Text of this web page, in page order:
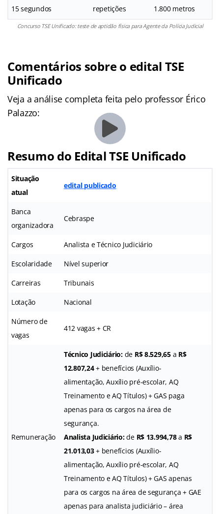
15 segundos
repetições
1.800 metros
Concurso TSE Unificado: teste de aptidão física para Agente da Polícia Judicial
Comentários sobre o edital TSE
Unificado
Veja a análise completa feita pelo professor Érico
Palazzo:
Resumo do Edital TSE Unificado
Situação
atual
edital publicado
Banca
organizadora
Cebraspe
Cargos Analista e Técnico Judiciário
Escolaridade Nível superior
Carreiras Tribunais
Lotação Nacional
Número de
vagas
412 vagas + CR
Remuneração
Técnico Judiciário:de R$ 8.529,65a R$
12.807,24+ benefícios (Auxílio-
alimentação, Auxílio pré-escolar, AQ
Treinamento e AQ Títulos) + GAS paga
apenas para os cargos na área de
segurança.
Analista Judiciário:de R$ 13.994,78a R$
21.013,03+ benefícios (Auxílio-
alimentação, Auxílio pré-escolar, AQ
Treinamento e AQ Títulos) + GAS apenas
para os cargos na área de segurança + GAE
apenas para analista judiciário – área